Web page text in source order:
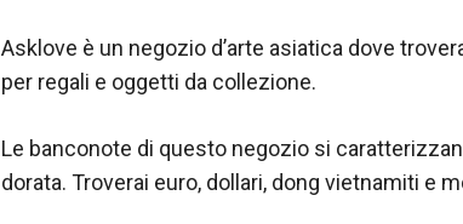
Asklove è un negozio d’arte asiatica dove
per regali e oggetti da collezione.
Le banconote di questo negozio si
dorata. Troverai euro, dollari, dong vietnamiti e